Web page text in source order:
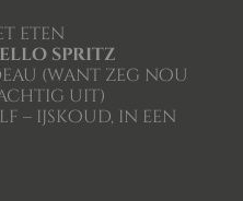
eten
spritz
(want zeg nou
uit)
– ijskoud, in een